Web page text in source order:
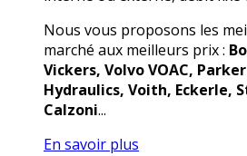
Nous vous proposons les
marché aux meilleurs prix :
Vickers, Volvo VOAC,
Hydraulics, Voith, Eckerle,
Calzoni...
En savoir plus